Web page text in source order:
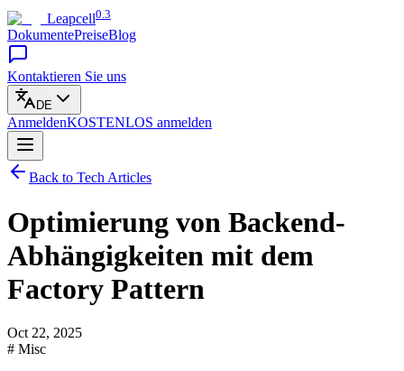
Leapcell0.3
DokumentePreiseBlog
Kontaktieren Sie uns
DE
AnmeldenKOSTENLOS anmelden
Back to Tech Articles
Optimierung von Backend-
Abhängigkeiten mit dem
Factory Pattern
Oct 22, 2025
# Misc